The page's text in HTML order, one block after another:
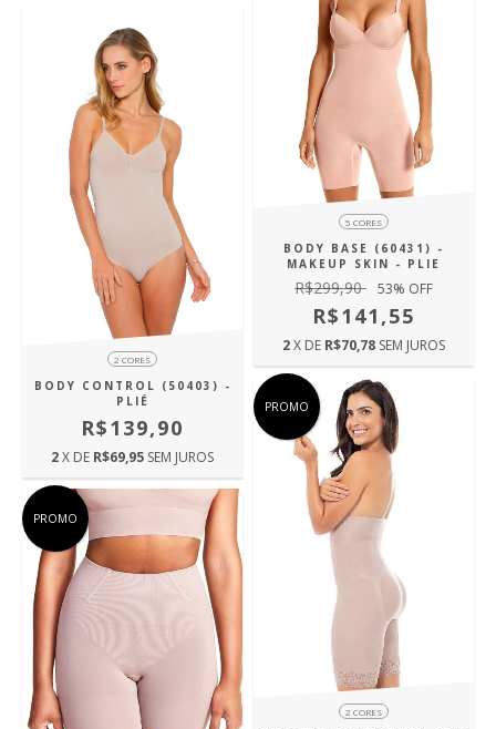
2 CORES
BODY CONTROL (50403) -
PLIÉ
R$139,90
2X DE R$69,95 SEM JUROS
5 CORES
BODY BASE (60431) -
MAKEUP SKIN - PLIE
R$299,90 53% OFF
R$141,55
2X DE R$70,78 SEM JUROS
PROMO
PROMO
2 CORES